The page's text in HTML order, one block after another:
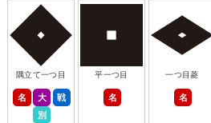
隅立て一つ目
名 大
戦
別
平一つ目
名
一つ目菱
名